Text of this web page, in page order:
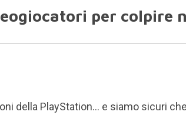
per colpire
della PlayStation... e siamo sicuri